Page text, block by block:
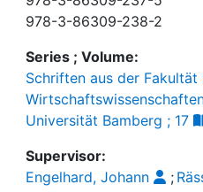
978-3-86309-238-2
Series ; Volume:
Schriften aus der Fakultät
Universität Bamberg ; 17
Supervisor:
Engelhard, Johann
;